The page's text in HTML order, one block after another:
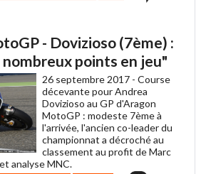
- Dovizioso (7ème) :
nombreux points en jeu"
26 septembre 2017 - Course
décevante pour Andrea
Dovizioso au GP d'Aragon
MotoGP : modeste 7ème à
l'arrivée, l'ancien co-leader du
championnat a décroché au
classement au profit de Marc
analyse MNC.